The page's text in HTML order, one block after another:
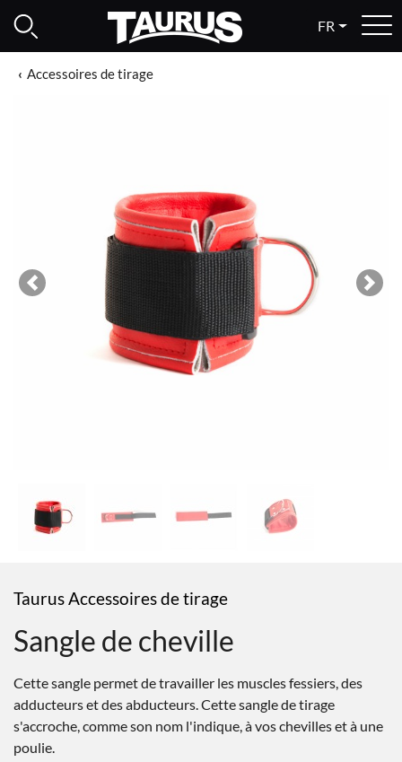
FR
Accessoires de tirage
Previous Next
Taurus Accessoires de tirage
Sangle de cheville
Cette sangle permet de travailler les muscles fessiers, des
adducteurs et des abducteurs. Cette sangle de tirage
s'accroche, comme son nom l'indique, à vos chevilles et à une
poulie.